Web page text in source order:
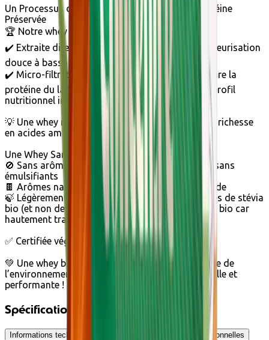
Un Processus de Fabrication Doux pour une Protéine
Préservée
🏆 Notre whey bio est une référence en Europe
✔️ Extraite directement du lait bio après une pasteurisation
douce à basse température
✔️ Micro-filtration tangentielle ultra-fine qui sépare la
protéine du lactosérum tout en conservant son profil
nutritionnel intact
💡 Une whey non dénaturée, conservant toute sa richesse
en acides aminés essentiels
Une Whey Sans Additifs, Juste l’Essentiel
🚫 Sans arômes chimiques, sans conservateurs, sans
émulsifiants
🍫 Arômes naturels bio : chocolat ou café Fairtrade
🍃 Légèrement sucrée avec une infusion de feuilles de stévia
bio (et non des glycosides de stéviol, interdits en bio car
hautement transformés).
✅ Certifiée végétarienne et sans gluten
💚 Une whey bio pure, savoureuse et respectueuse de
l’environnement, idéale pour une nutrition naturelle et
performante ! 💪✨
Spécifications
Informations techniques Informations nutritionnelles